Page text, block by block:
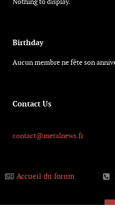
Birthday
Aucun membre ne fête son
Contact Us
contact@metalnews.fr
Accueil du forum